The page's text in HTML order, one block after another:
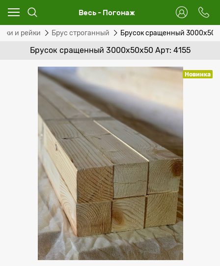
Весь - Погонаж
и рейки Брус строганный Брусок сращенный
Брусок сращенный 3000x50x50 Арт: 4155
Новинка